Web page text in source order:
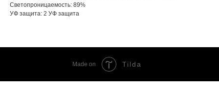
Светопроницаемость: 89%
УФ защита: 2 УФ защита
Made on Tilda